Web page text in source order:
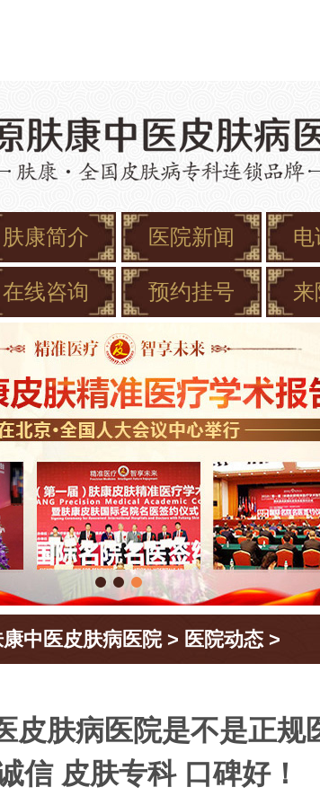
肤康简介 医院新闻 电
在线咨询 预约挂号 来
中医皮肤病医院> 医院动态 >
皮肤病医院是不是正规
信 皮肤专科 口碑好！